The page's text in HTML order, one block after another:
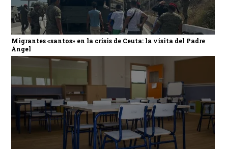
Migrantes «santos» en la crisis de Ceuta: la visita del Padre
Ángel